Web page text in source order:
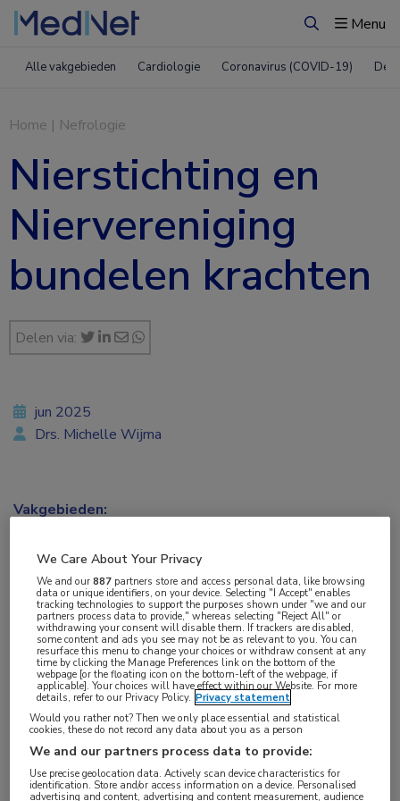
ZoekenMenu
Alle vakgebieden Cardiologie Coronavirus (COVID-19)
Home | Nefrologie
Nierstichting en
Niervereniging
bundelen krachten
Delen via:
De Nierstichting en Niervereniging gaan verder
als 1 werkorganisatie. De transitie gaat gepaard
met een nieuwe website en campagne over
nierdonatie bij leven.
“Onze overtuiging is simpel: samen bereiken we
meer”, schrijft de organisatie in een persbericht op
jun 2025
Drs. Michelle Wijma
Vakgebieden:
We Care About Your Privacy
We and our887 partners store and access personal data, like browsing
data or unique identifiers, on your device. Selecting "I Accept" enables
tracking technologies to support the purposes shown under "we and our
partners process data to provide," whereas selecting "Reject All" or
withdrawing your consent will disable them. If trackers are disabled,
some content and ads you see may not be as relevant to you. You can
resurface this menu to change your choices or withdraw consent at any
time by clicking the Manage Preferences link on the bottom of the
webpage [or the floating icon on the bottom-left of the webpage, if
applicable]. Your choices will have effect within our Website. For more
details, refer to our Privacy Policy. Privacy statement
Would you rather not? Then we only place essential and statistical
cookies, these do not record any data about you as a person
We and our partners process data to provide:
Use precise geolocation data. Actively scan device characteristics for
identification. Store and/or access information on a device. Personalised
advertising and content, advertising and content measurement, audience